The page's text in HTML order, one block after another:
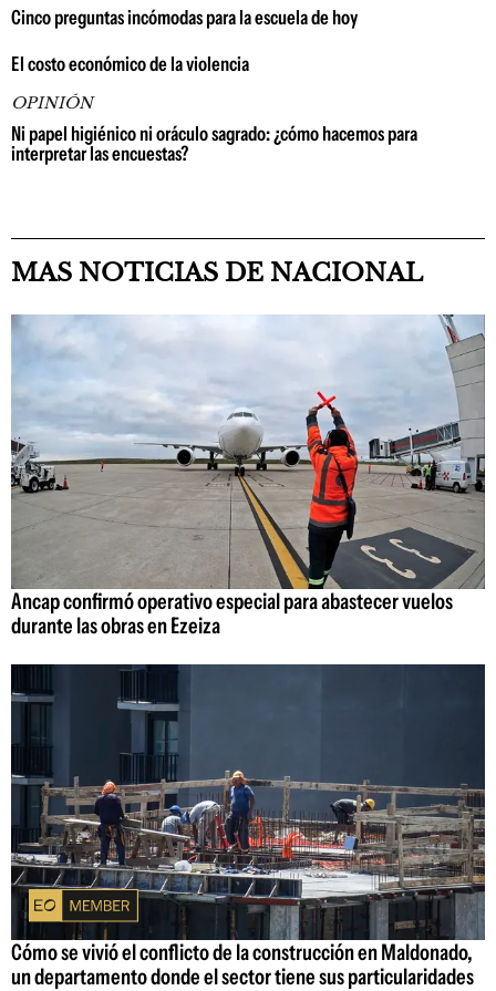
Cinco preguntas incómodas para la escuela de hoy
El costo económico de la violencia
OPINIÓN
Ni papel higiénico ni oráculo sagrado: ¿cómo hacemos para
interpretar las encuestas?
MAS NOTICIAS DE NACIONAL
Ancap confirmó operativo especial para abastecer vuelos
durante las obras en Ezeiza
Cómo se vivió el conflicto de la construcción en Maldonado,
un departamento donde el sector tiene sus particularidades